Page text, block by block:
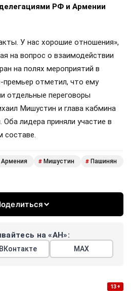
РФ и Армении
У нас хорошие отношения»,
на вопрос о взаимодействии
на полях мероприятий в
премьер отметил, что ему
отдельные переговоры
Мишустин и глава кабмина
лидера приняли участие в
составе.
Армения # Мишустин # Пашинян
на «АН»:
ВКонтакте МАХ
13+